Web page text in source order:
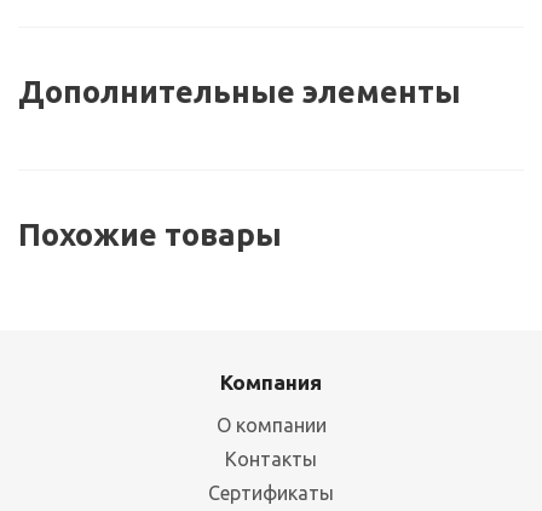
Дополнительные элементы
руб. 873руб.
Похожие товары
Компания
О компании
Контакты
Сертификаты